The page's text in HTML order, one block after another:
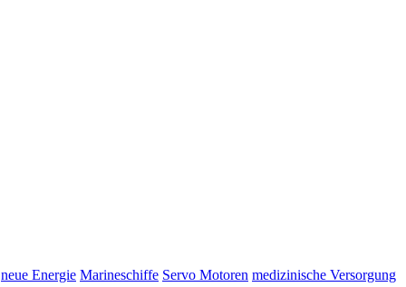
neue Energie Marineschiffe Servo Motoren medizinische Versorgung